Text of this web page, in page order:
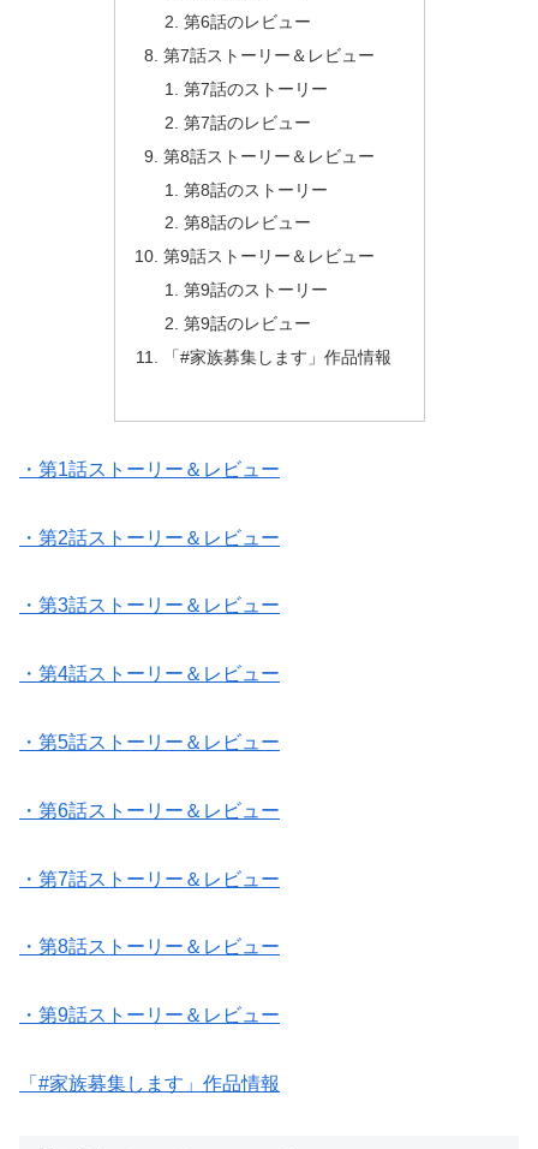
第6話のレビュー
第7話ストーリー＆レビュー
第7話のストーリー
第7話のレビュー
第8話ストーリー＆レビュー
第8話のストーリー
第8話のレビュー
第9話ストーリー＆レビュー
第9話のストーリー
第9話のレビュー
「#家族募集します」作品情報
・第1話ストーリー＆レビュー
・第2話ストーリー＆レビュー
・第3話ストーリー＆レビュー
・第4話ストーリー＆レビュー
・第5話ストーリー＆レビュー
・第6話ストーリー＆レビュー
・第7話ストーリー＆レビュー
・第8話ストーリー＆レビュー
・第9話ストーリー＆レビュー
「#家族募集します」作品情報